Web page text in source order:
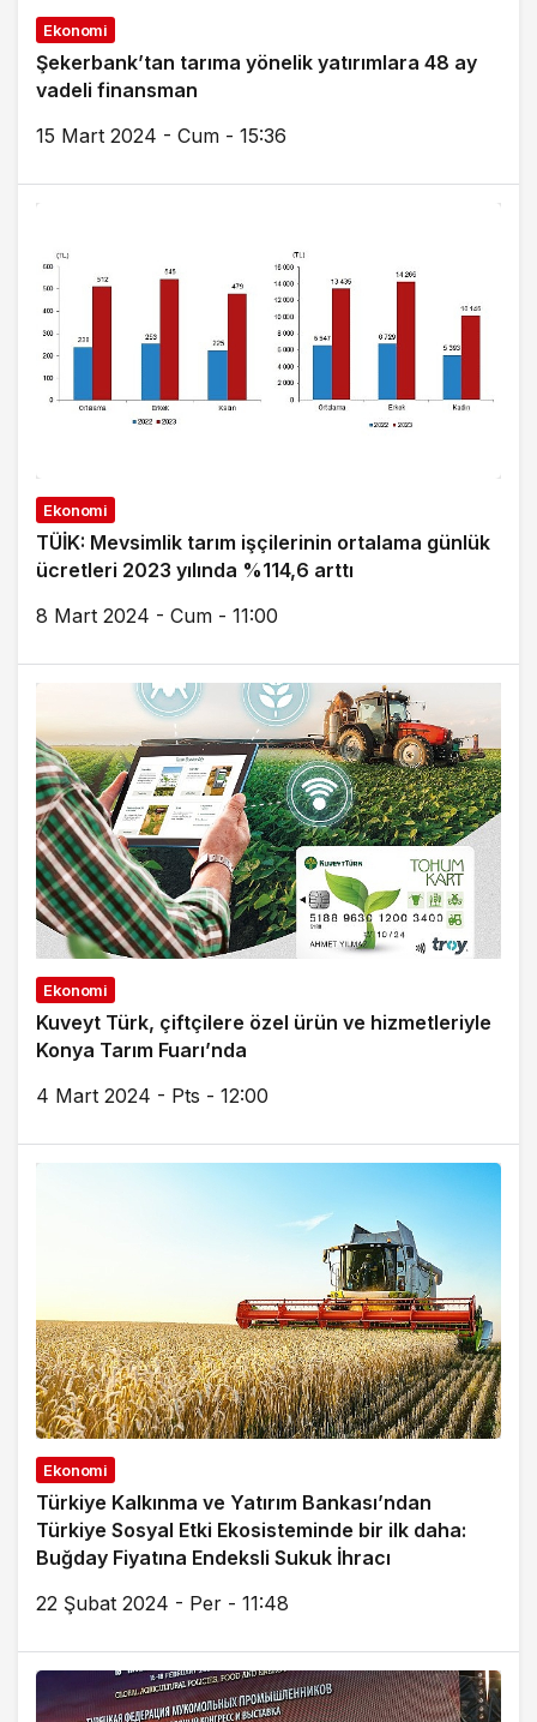
Ekonomi
Şekerbank’tan tarıma yönelik yatırımlara 48 ay
vadeli finansman
15 Mart 2024 - Cum - 15:36
Ekonomi
TÜİK: Mevsimlik tarım işçilerinin ortalama günlük
ücretleri 2023 yılında %114,6 arttı
8 Mart 2024 - Cum - 11:00
Ekonomi
Kuveyt Türk, çiftçilere özel ürün ve hizmetleriyle
Konya Tarım Fuarı’nda
4 Mart 2024 - Pts - 12:00
Ekonomi
Türkiye Kalkınma ve Yatırım Bankası’ndan
Türkiye Sosyal Etki Ekosisteminde bir ilk daha:
Buğday Fiyatına Endeksli Sukuk İhracı
22 Şubat 2024 - Per - 11:48